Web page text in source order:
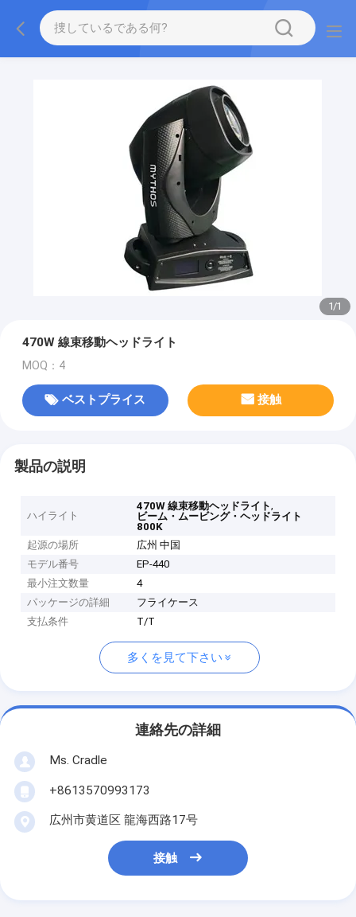
1/1
470W 線束移動ヘッドライト
MOQ：4
ベストプライス 接触
製品の説明
ハイライト
470W 線束移動ヘッドライト,
ビーム・ムービング・ヘッドライト
800K
起源の場所
広州 中国
モデル番号
EP-440
最小注文数量
4
パッケージの詳細
フライケース
支払条件
T/T
多くを見て下さい
連絡先の詳細
Ms. Cradle
+8613570993173
広州市黄道区 龍海西路17号
接触